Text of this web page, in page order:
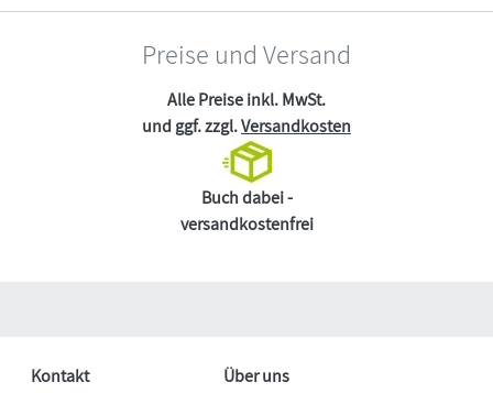
Preise und Versand
Alle Preise inkl. MwSt.
und ggf. zzgl.Versandkosten
Buch dabei -
versandkostenfrei
Kontakt Über uns